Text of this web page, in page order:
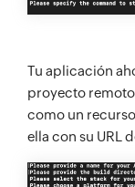
Tu aplicación
proyecto
como un
ella con su URL